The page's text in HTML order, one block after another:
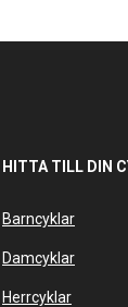
HITTA TILL DIN
Barncyklar
Damcyklar
Herrcyklar